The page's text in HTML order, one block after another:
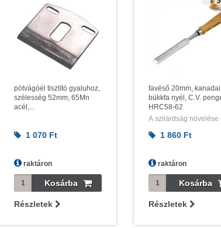
pótvágóél tisztító gyaluhoz,
szélesség 52mm, 65Mn
acél,...
1 070 Ft
raktáron
Részletek
favéső 20mm, kanadai
bükkfa nyél, C.V.
HRC58-62
A szilárdság növelése
1 860 Ft
raktáron
Részletek